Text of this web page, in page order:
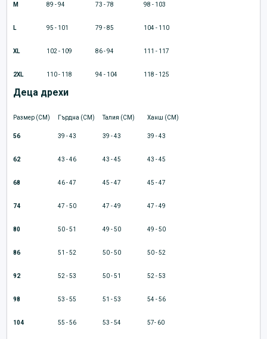
M 89 - 94 73 - 78 98 - 103
L 95 - 101 79 - 85 104 - 110
XL 102 - 109 86 - 94 111 - 117
2XL 110 - 118 94 - 104 118 - 125
Деца дрехи
Размер (CM) Гърдна (CM) Талия (CM) Ханш (CM)
56 39 - 43 39 - 43 39 - 43
62 43 - 46 43 - 45 43 - 45
68 46 - 47 45 - 47 45 - 47
74 47 - 50 47 - 49 47 - 49
80 50 - 51 49 - 50 49 - 50
86 51 - 52 50 - 50 50 - 52
92 52 - 53 50 - 51 52 - 53
98 53 - 55 51 - 53 54 - 56
104 55 - 56 53 - 54 57- 60